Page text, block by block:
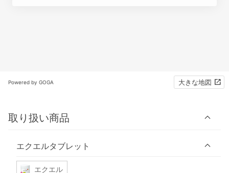
Powered by GOGA 大きな地図
取り扱い商品
エクエルタブレット
エクエル